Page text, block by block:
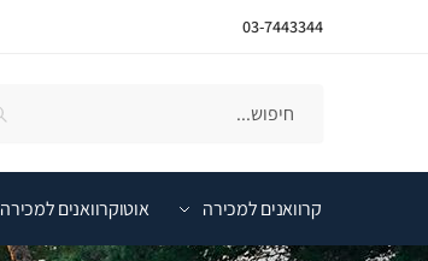
03-7443344
קרוואנים למכירה אוטוקרוואנים למכירה